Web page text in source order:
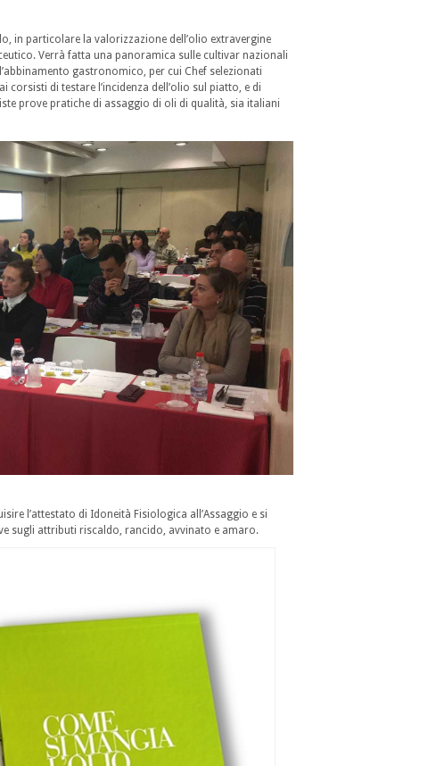
in particolare la valorizzazione dell’olio extravergine
Verrà fatta una panoramica sulle cultivar nazionali
gastronomico, per cui Chef selezionati
di testare l’incidenza dell’olio sul piatto, e di
prove pratiche di assaggio di oli di qualità, sia italiani
l’attestato di Idoneità Fisiologica all’Assaggio e si
sugli attributi riscaldo, rancido, avvinato e amaro.